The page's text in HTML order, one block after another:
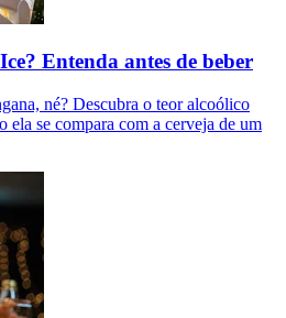
Entenda antes de beber
né? Descubra o teor alcoólico
ela se compara com a cerveja de um